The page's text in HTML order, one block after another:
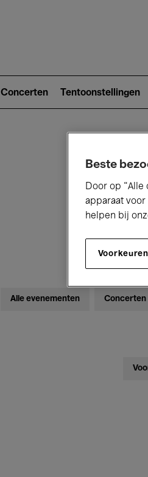
Concerten Tentoonstellingen
Alle evenementen Concerten
Beste
Door op
apparaat
helpen bij